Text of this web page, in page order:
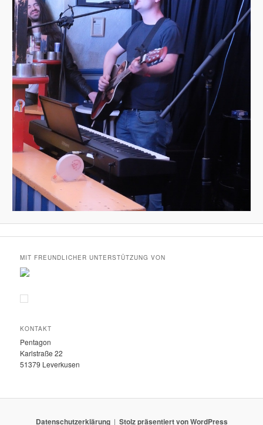
MIT FREUNDLICHER UNTERSTÜTZUNG VON
KONTAKT
Pentagon
Karlstraße 22
51379 Leverkusen
Datenschutzerklärung Stolz präsentiert von WordPress